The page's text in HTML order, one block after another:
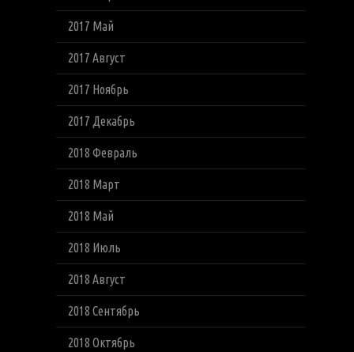
2017 Май
2017 Август
2017 Ноябрь
2017 Декабрь
2018 Февраль
2018 Март
2018 Май
2018 Июль
2018 Август
2018 Сентябрь
2018 Октябрь